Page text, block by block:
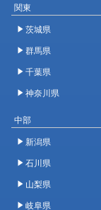
関東
茨城県
群馬県
千葉県
神奈川県
中部
新潟県
石川県
山梨県
岐阜県